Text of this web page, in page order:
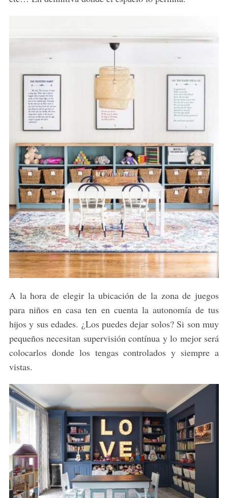
A la hora de elegir la ubicación de la zona de juegos
para niños en casa ten en cuenta la autonomía de tus
hijos y sus edades. ¿Los puedes dejar solos? Si son muy
pequeños necesitan supervisión contínua y lo mejor será
colocarlos donde los tengas controlados y siempre a
vistas.